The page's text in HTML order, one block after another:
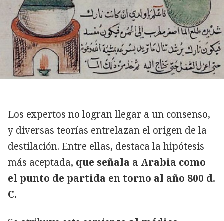
Los expertos no logran llegar a un consenso,
y diversas teorías entrelazan el origen de la
destilación. Entre ellas, destaca la hipótesis
más aceptada, que señala a Arabia como
el punto de partida en torno al año 800 d.
C.